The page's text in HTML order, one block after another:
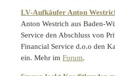
LV-Aufkäufer Anton
Anton Westrich aus Baden-
Service den Abschluss von
Financial Service d.o.o den
ein. Mehr imForum.